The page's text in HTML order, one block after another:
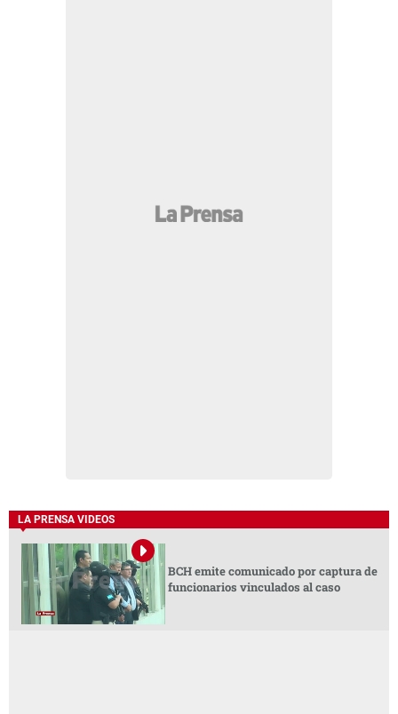
LA PRENSA VIDEOS
BCH emite comunicado por captura de
funcionarios vinculados al caso